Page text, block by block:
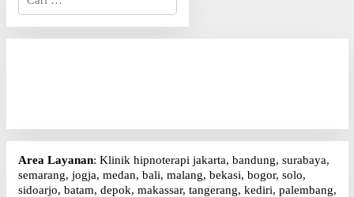
i
:
Area Layanan: Klinik hipnoterapi jakarta, bandung, surabaya,
semarang, jogja, medan, bali, malang, bekasi, bogor, solo,
sidoarjo, batam, depok, makassar, tangerang, kediri, palembang,